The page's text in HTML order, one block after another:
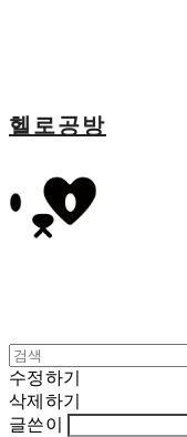
헬로공방
수정하기
삭제하기
글쓴이